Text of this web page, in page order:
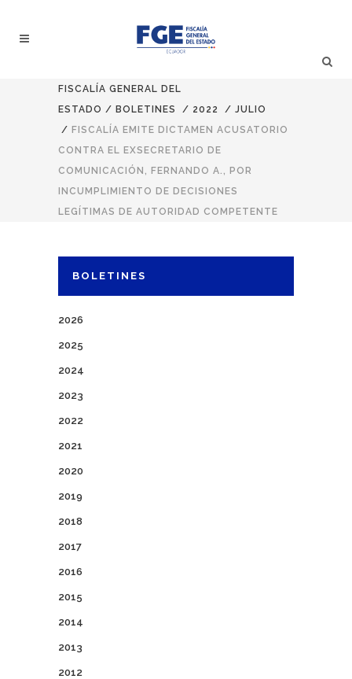
FISCALÍA GENERAL DEL
ESTADO / BOLETINES / 2022 / JULIO
/ FISCALÍA EMITE DICTAMEN ACUSATORIO
CONTRA EL EXSECRETARIO DE
COMUNICACIÓN, FERNANDO A., POR
INCUMPLIMIENTO DE DECISIONES
LEGÍTIMAS DE AUTORIDAD COMPETENTE
BOLETINES
2026
2025
2024
2023
2022
2021
2020
2019
2018
2017
2016
2015
2014
2013
2012